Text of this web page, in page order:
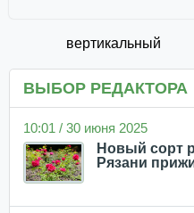
вертикальный
ВЫБОР РЕДАКТОРА
10:01 / 30 июня 2025
Новый сорт
Рязани